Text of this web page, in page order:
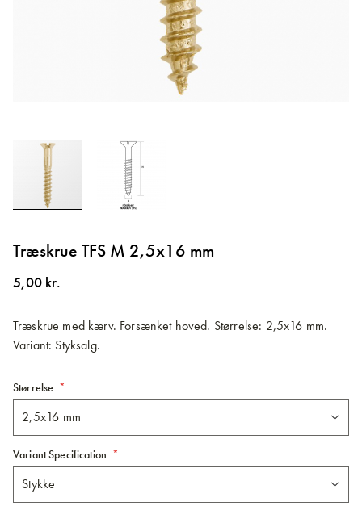
til
starten
billedgalleriet
Træskrue TFS M 2,5x16 mm
5,00 kr.
Træskrue med kærv. Forsænket hoved. Størrelse: 2,5x16 mm.
Variant: Styksalg.
Størrelse
Variant Specification